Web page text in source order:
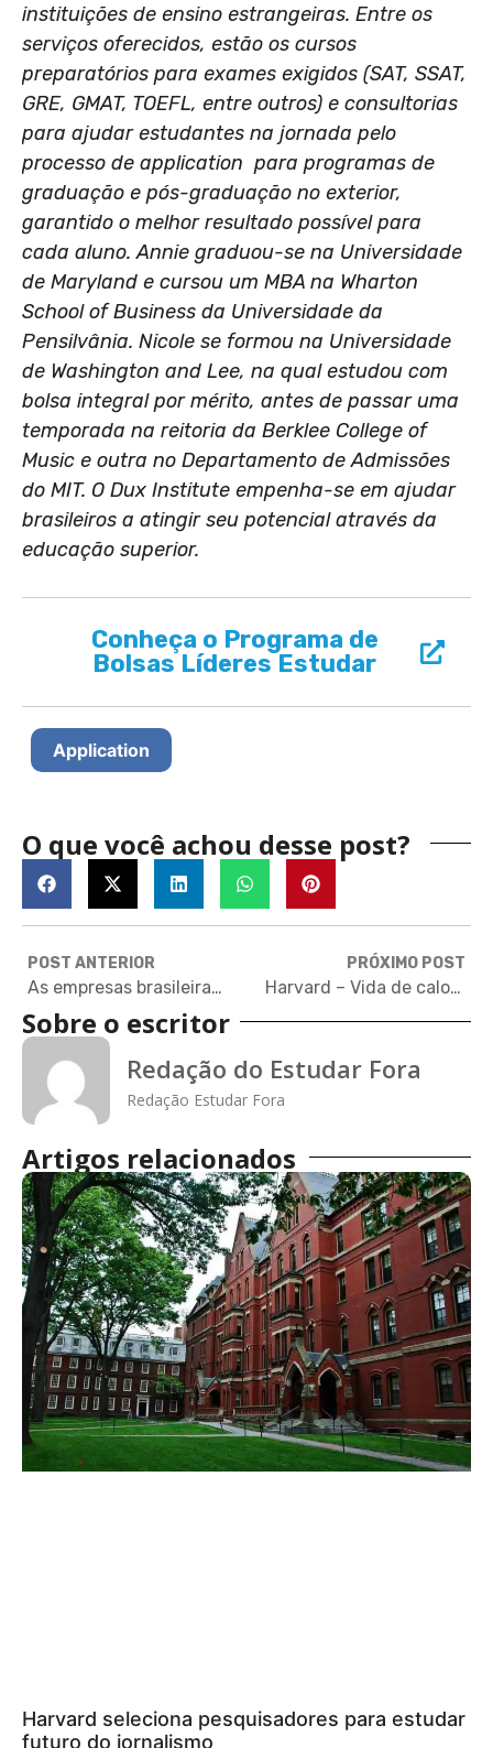
instituições de ensino estrangeiras. Entre os
serviços oferecidos, estão os cursos
preparatórios para exames exigidos (SAT, SSAT,
GRE, GMAT, TOEFL, entre outros) e consultorias
para ajudar estudantes na jornada pelo
processo de application para programas de
graduação e pós-graduação no exterior,
garantido o melhor resultado possível para
cada aluno. Annie graduou-se na Universidade
de Maryland e cursou um MBA na Wharton
School of Business da Universidade da
Pensilvânia. Nicole se formou na Universidade
de Washington and Lee, na qual estudou com
bolsa integral por mérito, antes de passar uma
temporada na reitoria da Berklee College of
Music e outra no Departamento de Admissões
do MIT. O Dux Institute empenha-se em ajudar
brasileiros a atingir seu potencial através da
educação superior.
Conheça o Programa de
Bolsas Líderes Estudar
Application
O que você achou desse post?
POST ANTERIOR
As empresas brasileiras estão de olho nos estudantes de MBA
PRÓXIMO POST
Harvard – Vida de calouro: As diferenças na sala de aula
Sobre o escritor
Redação do Estudar Fora
Redação Estudar Fora
Artigos relacionados
Harvard seleciona pesquisadores para estudar
futuro do jornalismo